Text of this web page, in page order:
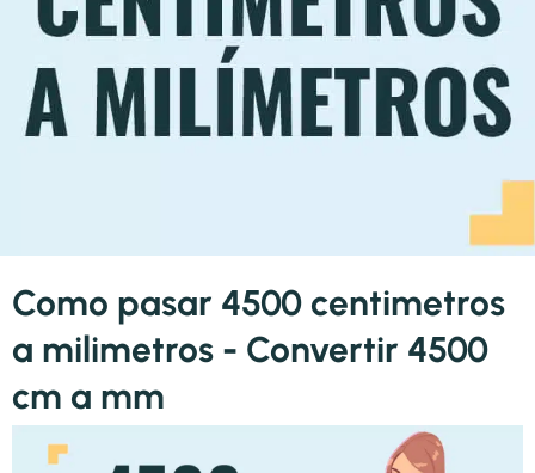
Como pasar 4500 centimetros
a milimetros - Convertir 4500
cm a mm